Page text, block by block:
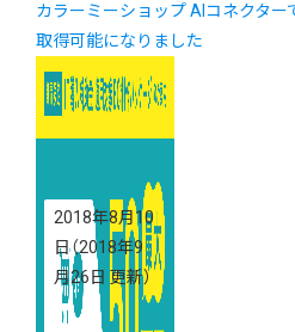
カラーミーショップ AIコネクター
取得可能になりました
2018年8月10
日（2018年9
月26日 更新）